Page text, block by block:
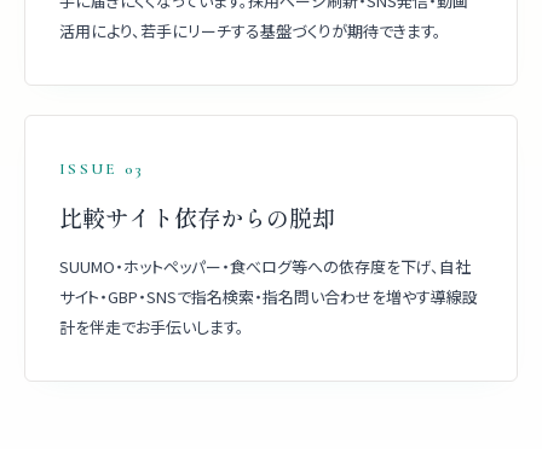
活用により、若手にリーチする基盤づくりが期待できます。
ISSUE 03
比較サイト依存からの脱却
SUUMO・ホットペッパー・食べログ等への依存度を下げ、自社
サイト・GBP・SNSで指名検索・指名問い合わせを増やす導線設
計を伴走でお手伝いします。